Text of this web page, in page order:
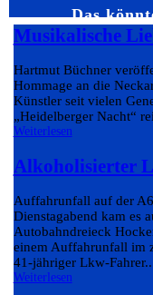
Das
Musikalische
Hartmut Büchner
Hommage an die
Künstler seit vielen
„Heidelberger Nacht“
Weiterlesen
Alkoholisierter
Auffahrunfall auf der
Dienstagabend kam es
Autobahndreieck
einem Auffahrunfall im
41-jähriger Lkw-
Weiterlesen